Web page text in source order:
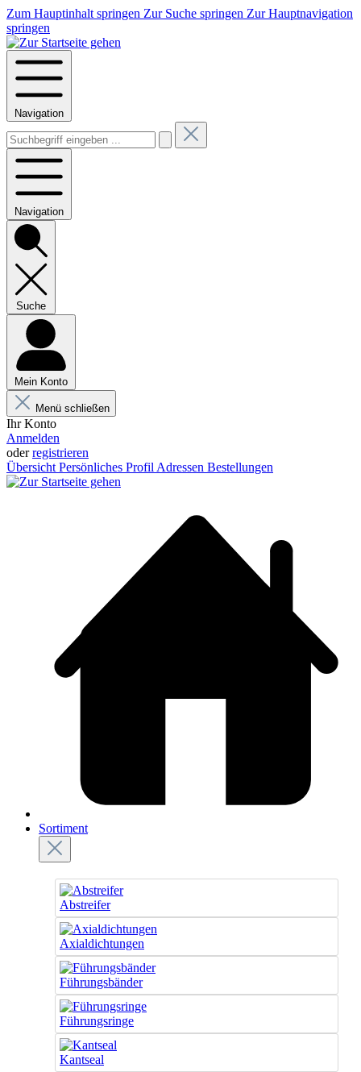
Zum Hauptinhalt springen Zur Suche springen Zur Hauptnavigation
springen
Navigation
Navigation
Suche
Mein Konto
Menü schließen
Ihr Konto
Anmelden
oderregistrieren
Übersicht Persönliches Profil Adressen Bestellungen
Sortiment
Abstreifer
Axialdichtungen
Führungsbänder
Führungsringe
Kantseal